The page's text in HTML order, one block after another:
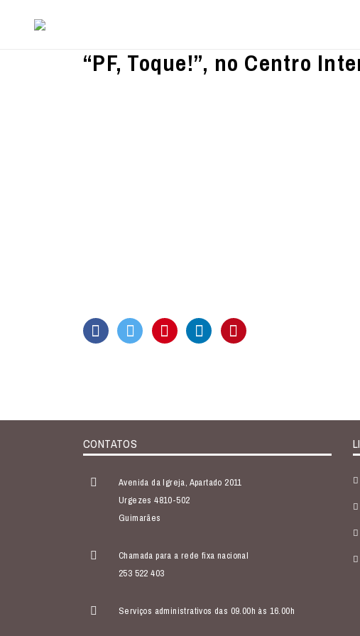
“PF, Toque!”, no Centro
CONTATOS
Avenida da Igreja, Apartado 2011
Urgezes 4810-502
Guimarães
Chamada para a rede fixa nacional
253 522 403
Serviços administrativos das 09.00h às 16.00h